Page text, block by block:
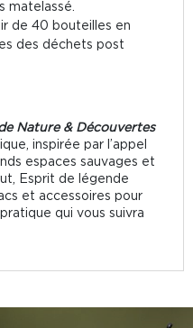
matelassé.
de 40 bouteilles en
des déchets post
Nature & Découvertes
inspirée par l’appel
espaces sauvages et
Esprit de légende
et accessoires pour
qui vous suivra